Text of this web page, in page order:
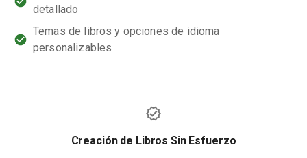
detallado
Temas de libros y opciones de idioma
personalizables
Creación de Libros Sin Esfuerzo